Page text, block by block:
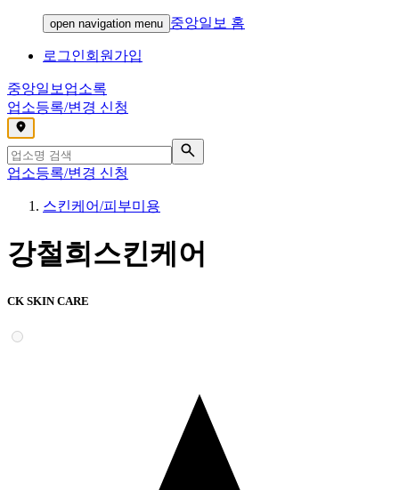
open navigation menu 중앙일보 홈
로그인회원가입
중앙일보 업소록
업소등록/변경 신청
,
업소등록/변경 신청
스킨케어/피부미용
강철희스킨케어
CK SKIN CARE